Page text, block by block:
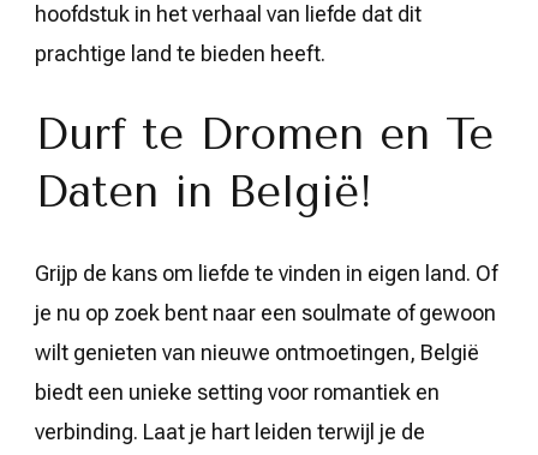
hoofdstuk in het verhaal van liefde dat dit
prachtige land te bieden heeft.
Durf te Dromen en Te
Daten in België!
Grijp de kans om liefde te vinden in eigen land. Of
je nu op zoek bent naar een soulmate of gewoon
wilt genieten van nieuwe ontmoetingen, België
biedt een unieke setting voor romantiek en
verbinding. Laat je hart leiden terwijl je de